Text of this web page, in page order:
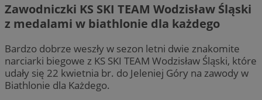
Zawodniczki KS SKI TEAM Wodzisław Śląski
z medalami w biathlonie dla każdego
Bardzo dobrze weszły w sezon letni dwie znakomite
narciarki biegowe z KS SKI TEAM Wodzisław Śląski, które
udały się 22 kwietnia br. do Jeleniej Góry na zawody w
Biathlonie dla Każdego.